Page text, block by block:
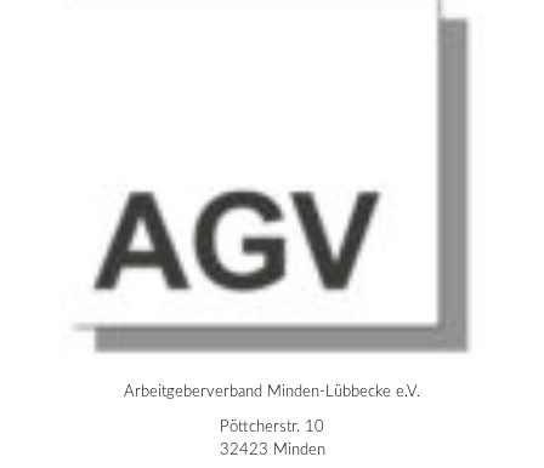
Arbeitgeberverband Minden-Lübbecke e.V.
Pöttcherstr. 10
32423 Minden